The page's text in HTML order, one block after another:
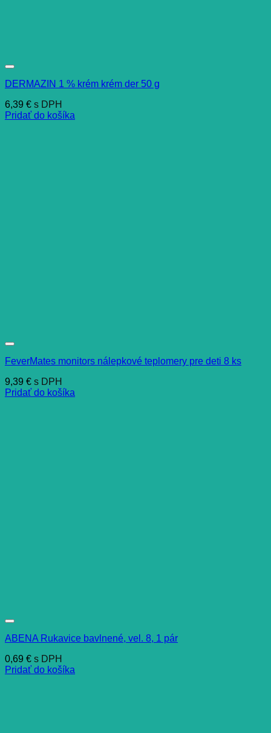
DERMAZIN 1 % krém krém der 50 g
6,39 € s DPH
Pridať do košíka
FeverMates monitors nálepkové teplomery pre deti 8 ks
9,39 € s DPH
Pridať do košíka
ABENA Rukavice bavlnené, vel. 8, 1 pár
0,69 € s DPH
Pridať do košíka